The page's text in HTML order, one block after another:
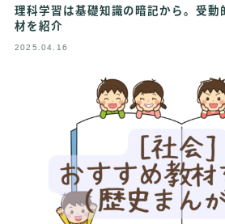
理科学習は基礎知識の暗記から。受動
材を紹介
2025.04.16